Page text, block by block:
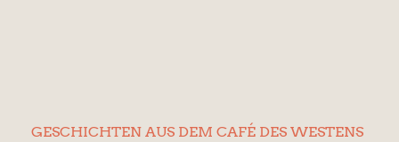
GESCHICHTEN AUS DEM CAFÉ DES WESTENS